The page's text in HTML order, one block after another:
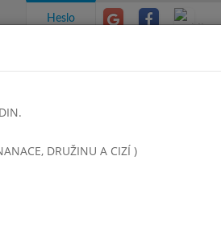
Heslo
2013
DRUŽINU A CIZÍ )